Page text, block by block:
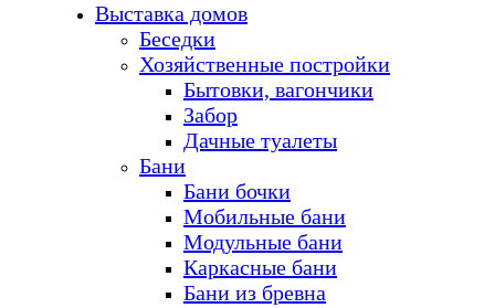
Выставка домов
Беседки
Хозяйственные постройки
Бытовки, вагончики
Забор
Дачные туалеты
Бани
Бани бочки
Мобильные бани
Модульные бани
Каркасные бани
Бани из бревна